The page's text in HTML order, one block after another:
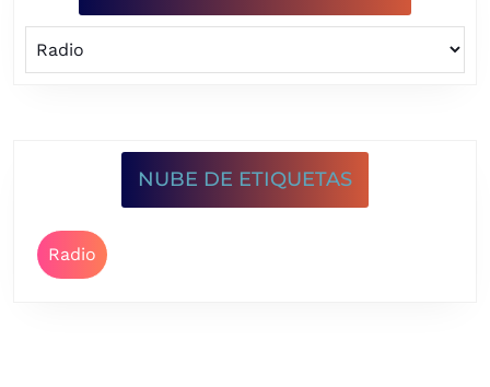
NUBE DE ETIQUETAS
Radio